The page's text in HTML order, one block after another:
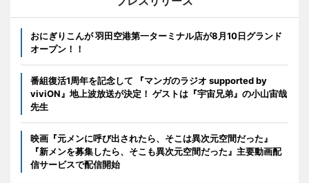
おにぎりこんが 羽田空港第一ターミナル店が8月10日グランド
オープン！！
番組復活1周年を記念して 『マンガのラジオ supported by
viviON』地上波放送が決定！ ゲストは『宇宙兄弟』の小山宙哉
先生
映画『元メンに呼び出されたら、そこは異次元空間だった』
『新メンを募集したら、そこも異次元空間だった』主要動画配
信サービスで配信開始